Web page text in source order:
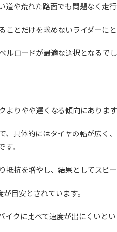
や荒れた路面でも問題なく走行
とだけを求めないライダーにと
ロードが最適な選択となるでし
りやや遅くなる傾向にあります
、具体的にはタイヤの幅が広く
。
抗を増やし、結果としてスピー
目安とされています。
クに比べて速度が出にくいとい